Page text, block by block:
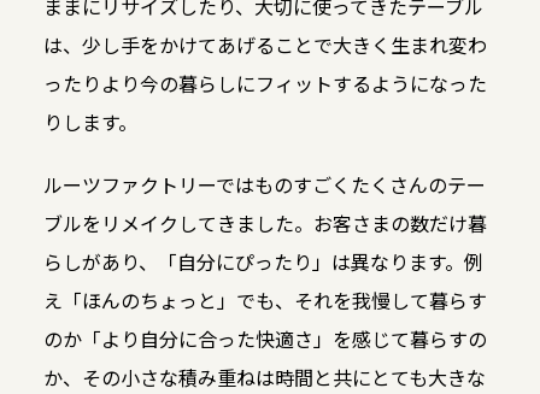
ままにリサイズしたり、大切に使ってきたテーブル
は、少し手をかけてあげることで大きく生まれ変わ
ったりより今の暮らしにフィットするようになった
りします。
ルーツファクトリーではものすごくたくさんのテー
ブルをリメイクしてきました。お客さまの数だけ暮
らしがあり、「自分にぴったり」は異なります。例
え「ほんのちょっと」でも、それを我慢して暮らす
のか「より自分に合った快適さ」を感じて暮らすの
か、その小さな積み重ねは時間と共にとても大きな